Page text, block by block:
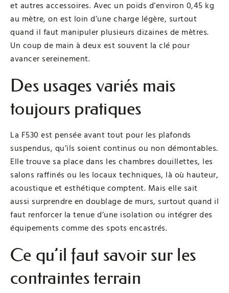
et autres accessoires. Avec un poids d’environ 0,45 kg
au mètre, on est loin d’une charge légère, surtout
quand il faut manipuler plusieurs dizaines de mètres.
Un coup de main à deux est souvent la clé pour
avancer sereinement.
Des usages variés mais
toujours pratiques
La F530 est pensée avant tout pour les plafonds
suspendus, qu’ils soient continus ou non démontables.
Elle trouve sa place dans les chambres douillettes, les
salons raffinés ou les locaux techniques, là où hauteur,
acoustique et esthétique comptent. Mais elle sait
aussi surprendre en doublage de murs, surtout quand il
faut renforcer la tenue d’une isolation ou intégrer des
équipements comme des spots encastrés.
Ce qu’il faut savoir sur les
contraintes terrain